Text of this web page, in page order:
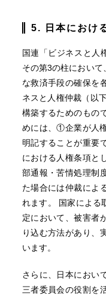
5. 日本におけ
国連「ビジネスと人
その第3の柱におい
な救済手段の確保を
ネスと人権仲裁（以
構築するためのもの
めには、①企業が人
明記することが重要
における人権条項と
部通報・苦情処理制
た場合には仲裁によ
れます。 国家による
定において、被害者
り込む方法があり、
います。
さらに、日本におい
三者委員会の役割を